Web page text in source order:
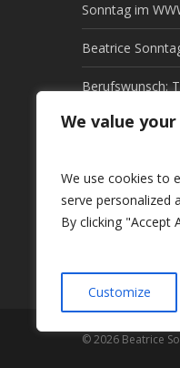
We value
We use cookies to
serve personalized
By clicking "Accept
Customize
Sonntag im
Beatrice
Berufswunsch:
Diagnose:
Asiens letzte
© 2026 Beatrice